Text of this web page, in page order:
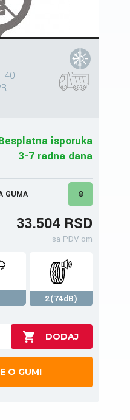
isporuka
3-7 radna dana
GUMA 8
33.504 RSD
sa PDV-om
2(74dB)
O GUMI